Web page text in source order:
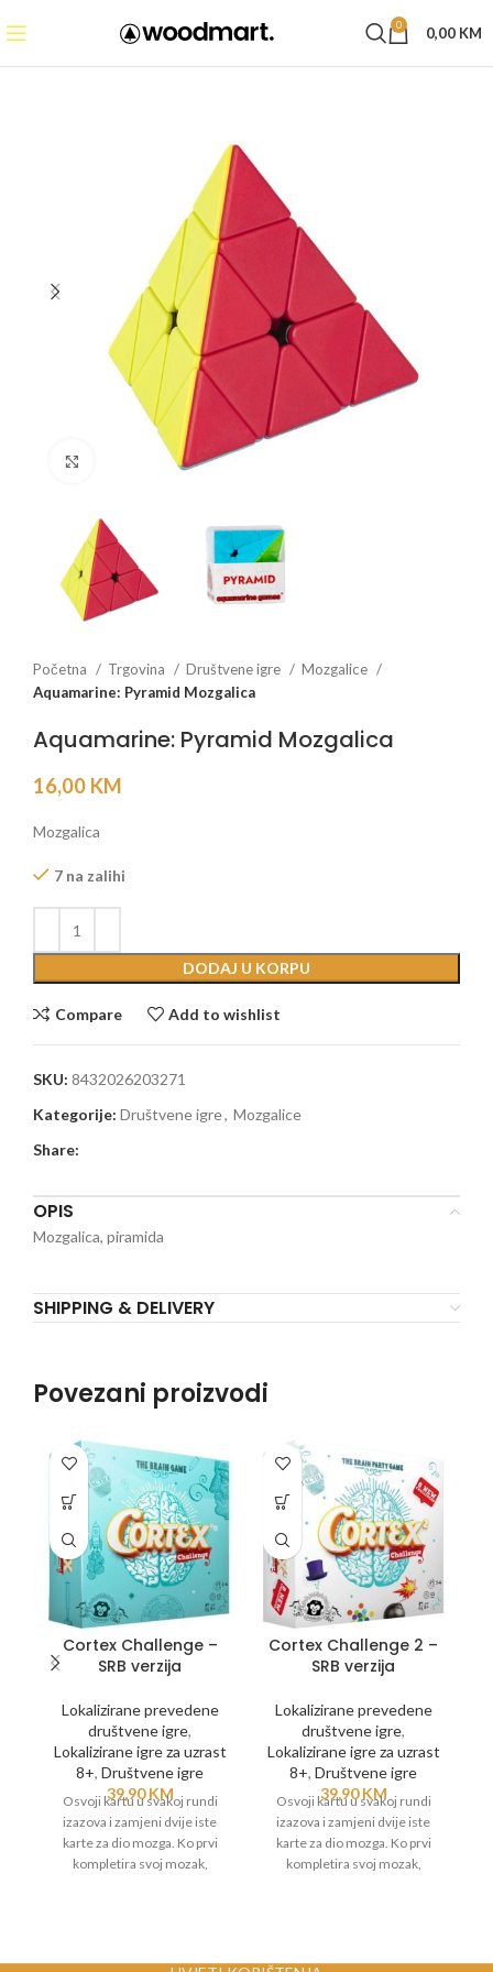
0 0,00 KM
Click to enlarge
Početna Trgovina Društvene igre
Mozgalice
Aquamarine: Pyramid Mozgalica
Aquamarine: Pyramid Mozgalica
16,00 KM
Mozgalica
7 na zalihi
DODAJ U KORPU
Compare Add to wishlist
SKU: 8432026203271
Kategorije: Društvene igre, Mozgalice
Share:
OPIS
Mozgalica, piramida
SHIPPING & DELIVERY
Povezani proizvodi
Cortex Challenge –
SRB verzija
Lokalizirane prevedene
društvene igre,
Lokalizirane igre za uzrast
8+, Društvene igre
39,90KM
Osvoji kartu u svakoj rundi
izazova i zamjeni dvije iste
karte za dio mozga. Ko prvi
kompletira svoj mozak,
Cortex Challenge 2 –
SRB verzija
Lokalizirane prevedene
društvene igre,
Lokalizirane igre za uzrast
8+, Društvene igre
39,90KM
Osvoji kartu u svakoj rundi
izazova i zamjeni dvije iste
karte za dio mozga. Ko prvi
kompletira svoj mozak,